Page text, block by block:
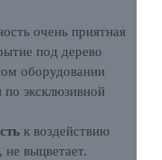
очень приятная
под дерево
оборудовании
эксклюзивной
к воздействию
выцветает.